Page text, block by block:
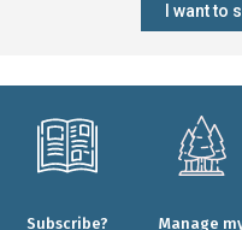
I want
Subscribe? Manage